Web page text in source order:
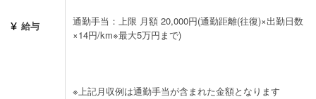
給与
通勤手当：上限 月額 20,000円(通勤距離(往復)×出勤日数
×14円/km※最大5万円まで)
※上記月収例は通勤手当が含まれた金額となります